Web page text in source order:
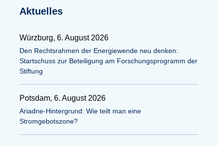
Aktuelles
Würzburg, 6. August 2026
Den Rechtsrahmen der Energiewende neu denken:
Startschuss zur Beteiligung am Forschungsprogramm der
Stiftung
Potsdam, 6. August 2026
Ariadne-Hintergrund: Wie teilt man eine
Stromgebotszone?